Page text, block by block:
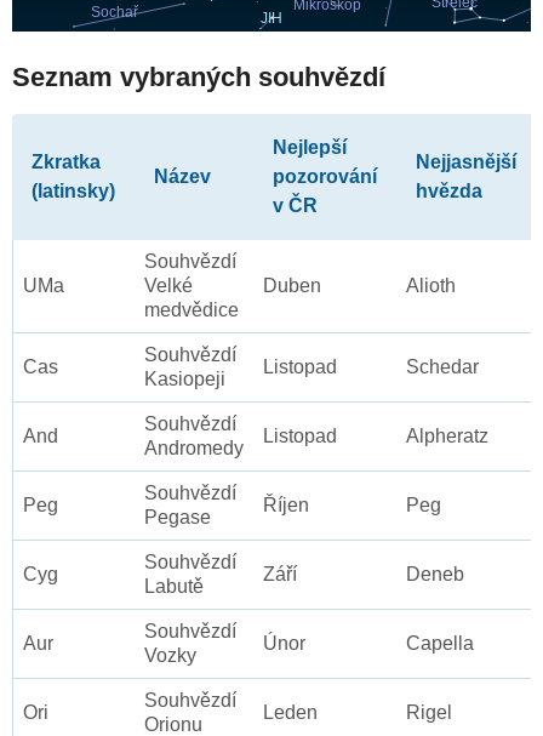
Seznam vybraných souhvězdí
Zkratka
(latinsky)
Název
Nejlepší
pozorování
v ČR
Nejjasnější
hvězda
UMa
Souhvězdí
Velké
medvědice
Duben Alioth
Cas
Souhvězdí
Kasiopeji
Listopad Schedar
And
Souhvězdí
Andromedy
Listopad Alpheratz
Peg
Souhvězdí
Pegase
Říjen Peg
Cyg
Souhvězdí
Labutě
Září Deneb
Aur
Souhvězdí
Vozky
Únor Capella
Ori
Souhvězdí
Orionu
Leden Rigel